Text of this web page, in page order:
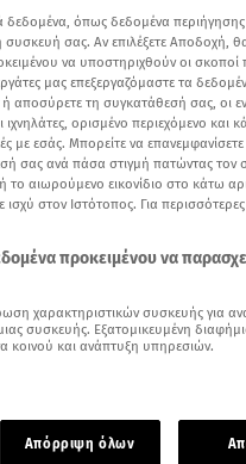
της Δυτικής ακτής της
όπως δεδομένα
σας. Αν επιλέξετε Αποδοχή,
να υποστηριχθούν οι σκοποί
μας επεξεργαζόμαστε τα
αποσύρετε τη συγκατάθεσή σας, οι
ορισμένο περιεχόμενο και
με εσάς. Μπορείτε να
σας ανά πάσα στιγμή πατώντας τον
το αιωρούμενο εικονίδιο στο κάτω
στον Ιστότοπος. Για
προκειμένου να
χαρακτηριστικών συσκευής για
συσκευής. Εξατομικευμένη
κοινού και ανάπτυξη υπηρεσιών.
Απόρριψη όλων